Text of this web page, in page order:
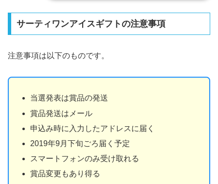
サーティワンアイスギフトの注意事項
注意事項は以下のものです。
当選発表は賞品の発送
賞品発送はメール
申込み時に入力したアドレスに届く
2019年9月下旬ごろ届く予定
スマートフォンのみ受け取れる
賞品変更もあり得る